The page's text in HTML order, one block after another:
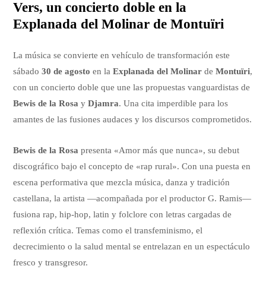
Vers, un concierto doble en la
Explanada del Molinar de Montuïri
La música se convierte en vehículo de transformación este
sábado30 de agosto en laExplanada del Molinar deMontuïri,
con un concierto doble que une las propuestas vanguardistas de
Bewis de la Rosa yDjamra. Una cita imperdible para los
amantes de las fusiones audaces y los discursos comprometidos.
Bewis de la Rosa presenta «Amor más que nunca», su debut
discográfico bajo el concepto de «rap rural». Con una puesta en
escena performativa que mezcla música, danza y tradición
castellana, la artista —acompañada por el productor G. Ramis—
fusiona rap, hip-hop, latin y folclore con letras cargadas de
reflexión crítica. Temas como el transfeminismo, el
decrecimiento o la salud mental se entrelazan en un espectáculo
fresco y transgresor.